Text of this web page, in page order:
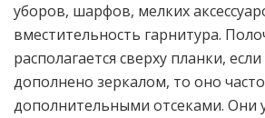
уборов, шарфов, мелких
вместительность гарнитура.
располагается сверху планки,
дополнено зеркалом, то оно
дополнительными отсеками. Они